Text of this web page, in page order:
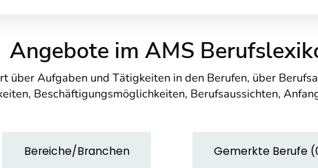
Angebote im AMS
über Aufgaben und Tätigkeiten in den Berufen, über
Beschäftigungsmöglichkeiten, Berufsaussichten,
Bereiche/Branchen Gemerkte Berufe (